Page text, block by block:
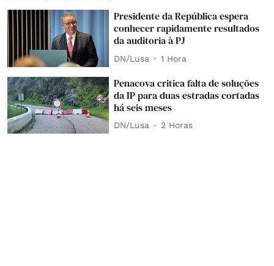
Presidente da República espera
conhecer rapidamente resultados
da auditoria à PJ
DN/Lusa 1 Hora
Penacova critica falta de soluções
da IP para duas estradas cortadas
há seis meses
DN/Lusa 2 Horas